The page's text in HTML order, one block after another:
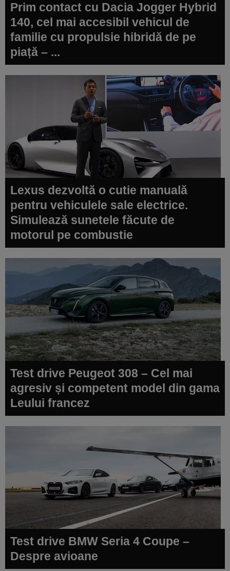
Prim contact cu Dacia Jogger Hybrid
140, cel mai accesibil vehicul de
familie cu propulsie hibridă de pe
piață – ...
Lexus dezvoltă o cutie manuală
pentru vehiculele sale electrice.
Simulează sunetele făcute de
motorul pe combustie
Test drive Peugeot 308 – Cel mai
agresiv și competent model din gama
Leului francez
Test drive BMW Seria 4 Coupe –
Despre avioane